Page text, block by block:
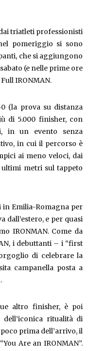
triatleti professionisti
pomeriggio si sono
che si aggiungono
(e nelle prime ore
IRONMAN.
(la prova su distanza
di 5.000 finisher, con
in un evento senza
in cui il percorso è
ai meno veloci, dai
metri sul tappeto
Emilia-Romagna per
dall’estero, e per quasi
IRONMAN. Come da
i debuttanti – i “first
di celebrare la
campanella posta a
altro finisher, è poi
ritualità di
prima dell’arrivo, il
Are an IRONMAN”.